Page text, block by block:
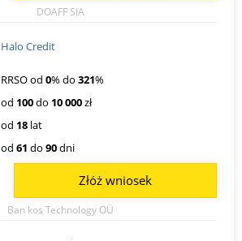
DOAFF SIA
Halo Credit
RRSO od 0% do 321%
od 100do 10 000zł
od 18 lat
od 61 do 90dni
Ban kos Technology OÜ
Złóż wniosek